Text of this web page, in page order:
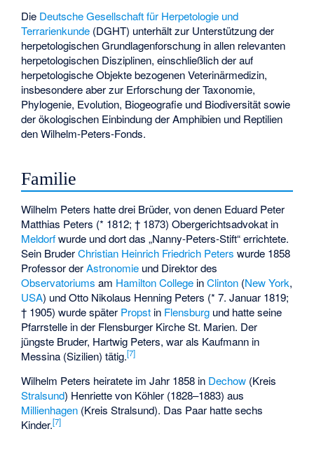
Die Deutsche Gesellschaft für Herpetologie und
Terrarienkunde (DGHT) unterhält zur Unterstützung der
herpetologischen Grundlagenforschung in allen relevanten
herpetologischen Disziplinen, einschließlich der auf
herpetologische Objekte bezogenen Veterinärmedizin,
insbesondere aber zur Erforschung der Taxonomie,
Phylogenie, Evolution, Biogeografie und Biodiversität sowie
der ökologischen Einbindung der Amphibien und Reptilien
den Wilhelm-Peters-Fonds.
Familie
Wilhelm Peters hatte drei Brüder, von denen Eduard Peter
Matthias Peters (* 1812; † 1873) Obergerichtsadvokat in
Meldorfwurde und dort das „Nanny-Peters-Stift“ errichtete.
Sein BruderChristian Heinrich Friedrich Peters wurde 1858
Professor derAstronomie und Direktor des
Observatoriums am Hamilton College inClinton (New York,
USA) und Otto Nikolaus Henning Peters (* 7. Januar 1819;
† 1905) wurde später Propst in Flensburg und hatte seine
Pfarrstelle in der Flensburger Kirche St. Marien. Der
jüngste Bruder, Hartwig Peters, war als Kaufmann in
Messina (Sizilien) tätig.[7]
Wilhelm Peters heiratete im Jahr 1858 in Dechow (Kreis
Stralsund) Henriette von Köhler (1828–1883) aus
Millienhagen (Kreis Stralsund). Das Paar hatte sechs
Kinder.[7]